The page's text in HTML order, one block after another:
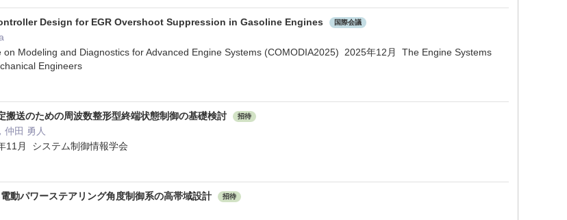
Design for EGR Overshoot Suppression in Gasoline Engines 国際会議
Modeling and Diagnostics for Advanced Engine Systems (COMODIA2025) 2025年12月 The Engine Systems
Engineers
搬送のための周波数整形型終端状態制御の基礎検討 招待
仲田 勇人
11月 システム制御情報学会
動パワーステアリング角度制御系の高帯域設計 招待